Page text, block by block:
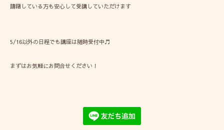
躊躇している方も安心して受講していただけます
5/16以外の日程でも講座は随時受付中♬
まずはお気軽にお問合せください！